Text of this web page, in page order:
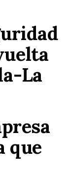
La
que